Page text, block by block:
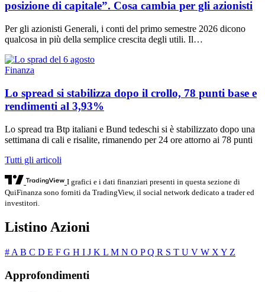
posizione di capitale”. Cosa cambia per gli azionisti
Per gli azionisti Generali, i conti del primo semestre 2026 dicono
qualcosa in più della semplice crescita degli utili. Il…
Finanza
Lo spread si stabilizza dopo il crollo, 78 punti base e
rendimenti al 3,93%
Lo spread tra Btp italiani e Bund tedeschi si è stabilizzato dopo una
settimana di cali e risalite, rimanendo per 24 ore attorno ai 78 punti
Tutti gli articoli
I grafici e i dati finanziari presenti in questa sezione di
QuiFinanza sono forniti da TradingView, il social network dedicato a trader ed
investitori.
Listino Azioni
# A B C D E F G H I J K L M N O PQ R S T U V W X Y Z
Approfondimenti